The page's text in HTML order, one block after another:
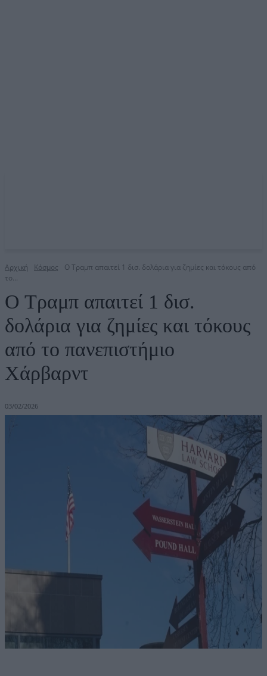
Αρχική Κόσμος
Ο Τραμπ απαιτεί 1 δισ. δολάρια για ζημίες και τόκους από
το...
Ο Τραμπ απαιτεί 1 δισ.
δολάρια για ζημίες και τόκους
από το πανεπιστήμιο
Χάρβαρντ
03/02/2026